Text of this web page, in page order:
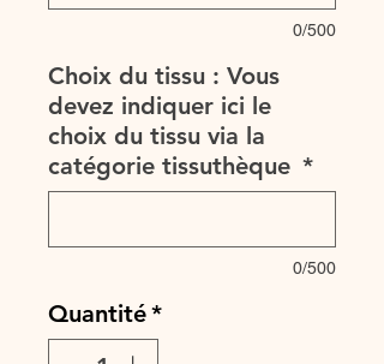
0/500
Choix du tissu : Vous
devez indiquer ici le
choix du tissu via la
catégorie tissuthèque *
0/500
Quantité*